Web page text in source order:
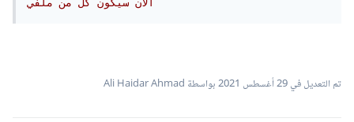
تم التعديل في29 أغسطس 2021 بواسطة Ali Haidar Ahmad